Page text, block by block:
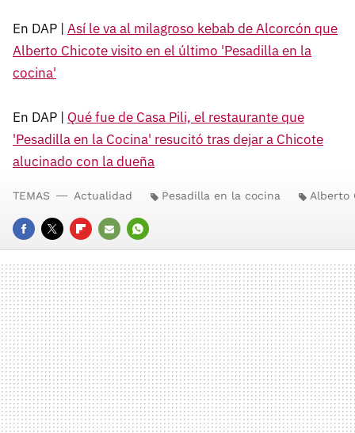
En DAP | Así le va al milagroso kebab de Alcorcón que
Alberto Chicote visito en el último 'Pesadilla en la
cocina'
En DAP | Qué fue de Casa Pili, el restaurante que
'Pesadilla en la Cocina' resucitó tras dejar a Chicote
alucinado con la dueña
FACEBOOK
TWITTERFLIPBOARD
E-
MAIL
WHATSAPP
TEMAS Actualidad Pesadilla en la cocina Alberto